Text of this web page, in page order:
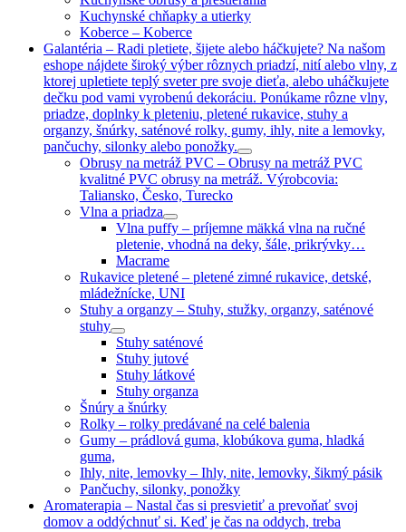
Kuchynské chňapky a utierky
Koberce – Koberce
Galantéria – Radi pletiete, šijete alebo háčkujete? Na našom
eshope nájdete široký výber rôznych priadzí, nití alebo vlny, z
ktorej upletiete teplý sveter pre svoje dieťa, alebo uháčkujete
dečku pod vami vyrobenú dekoráciu. Ponúkame rôzne vlny,
priadze, doplnky k pleteniu, pletené rukavice, stuhy a
organzy, šnúrky, saténové rolky, gumy, ihly, nite a lemovky,
pančuchy, silonky alebo ponožky.
Obrusy na metráž PVC – Obrusy na metráž PVC
kvalitné PVC obrusy na metráž. Výrobcovia:
Taliansko, Česko, Turecko
Vlna a priadza
Vlna puffy – príjemne mäkká vlna na ručné
pletenie, vhodná na deky, šále, prikrývky…
Macrame
Rukavice pletené – pletené zimné rukavice, detské,
mládežnícke, UNI
Stuhy a organzy – Stuhy, stužky, organzy, saténové
stuhy
Stuhy saténové
Stuhy jutové
Stuhy látkové
Stuhy organza
Šnúry a šnúrky
Rolky – rolky predávané na celé balenia
Gumy – prádlová guma, klobúkova guma, hladká
guma,
Ihly, nite, lemovky – Ihly, nite, lemovky, šikmý pásik
Pančuchy, silonky, ponožky
Aromaterapia – Nastal čas si presvietiť a prevoňať svoj
domov a oddýchnuť si. Keď je čas na oddych, treba